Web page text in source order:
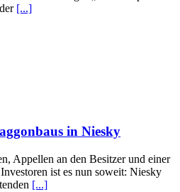
[...]
in Niesky
Appellen an den Besitzer und einer
ist es nun soweit: Niesky
[...]